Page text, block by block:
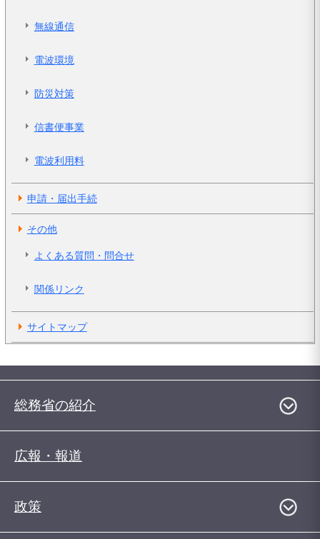
無線通信
電波環境
防災対策
信書便事業
電波利用料
申請・届出手続
その他
よくある質問・問合せ
関係リンク
サイトマップ
総務省の紹介
広報・報道
政策